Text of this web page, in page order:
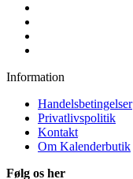
Information
Handelsbetingelser
Privatlivspolitik
Kontakt
Om Kalenderbutik
Følg os her